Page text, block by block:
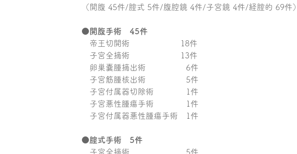
（開腹 45件/腟式 5件/腹腔鏡 4件/子宮鏡 4件/経腟的 69件）
●開腹手術 45件
帝王切開術 18件
子宮全摘術 13件
卵巣嚢腫摘出術 6件
子宮筋腫核出術 5件
子宮付属器切除術 1件
子宮悪性腫瘍手術 1件
子宮付属器悪性腫瘍手術 1件
●腟式手術 5件
子宮全摘術 5件